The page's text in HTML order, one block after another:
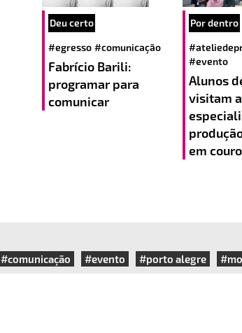
Deu certo
#egresso #comunicação
Fabrício Barili:
programar para
comunicar
Por dentro
#evento
Alunos
visitam
em couro
#comunicação #evento #porto alegre